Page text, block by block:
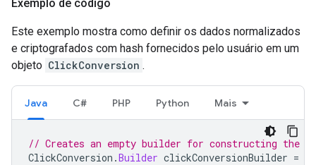
Exemplo de código
Este exemplo mostra como definir os dados normalizados
e criptografados com hash fornecidos pelo usuário em um
objeto ClickConversion .
Java C# PHP Python Mais
// Creates an empty builder for constructing the
ClickConversion .Builder clickConversionBuilder =